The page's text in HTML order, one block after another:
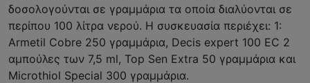
δοσολογούνται σε γραμμάρια τα οποία διαλύονται σε
περίπου 100 λίτρα νερού. Η συσκευασία περιέχει: 1:
Armetil Cobre 250 γραμμάρια, Decis expert 100 EC 2
αμπούλες των 7,5 ml, Top Sen Extra 50 γραμμάρια και
Microthiol Special 300 γραμμάρια.